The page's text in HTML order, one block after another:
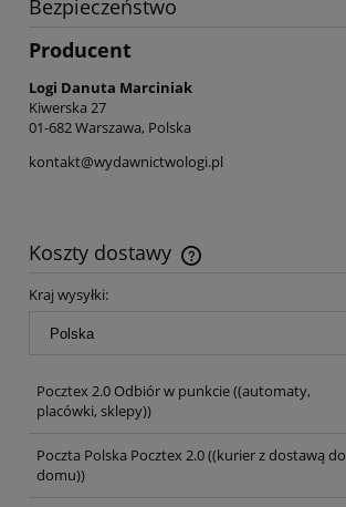
Bezpieczeństwo
Producent
Logi Danuta Marciniak
Kiwerska 27
01-682 Warszawa, Polska
kontakt@wydawnictwologi.pl
Koszty dostawy
Kraj wysyłki:
Pocztex 2.0 Odbiór w punkcie((automaty,
placówki, sklepy))
Poczta Polska Pocztex 2.0((kurier z dostawą do
domu))